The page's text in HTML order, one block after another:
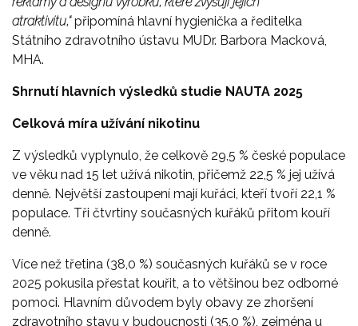
atraktivitu,“připomíná hlavní hygienička a ředitelka
Státního zdravotního ústavu MUDr. Barbora Macková,
MHA.
Shrnutí hlavních výsledků studie NAUTA 2025
Celková míra užívání nikotinu
Z výsledků vyplynulo, že celkově 29,5 % české populace
ve věku nad 15 let užívá nikotin, přičemž 22,5 % jej užívá
denně. Největší zastoupení mají kuřáci, kteří tvoří 22,1 %
populace. Tři čtvrtiny současných kuřáků přitom kouří
denně.
Více než třetina (38,0 %) současných kuřáků se v roce
2025 pokusila přestat kouřit, a to většinou bez odborné
pomoci. Hlavním důvodem byly obavy ze zhoršení
zdravotního stavu v budoucnosti (35,0 %), zejména u